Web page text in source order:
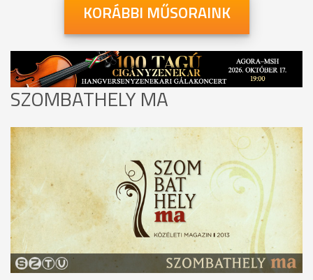
KORÁBBI MŰSORAINK
SZOMBATHELY MA